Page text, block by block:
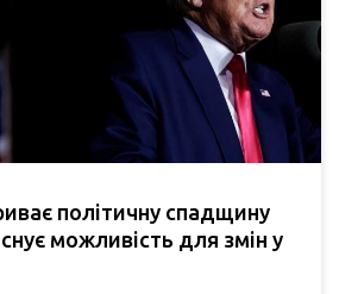
політичну спадщину
можливість для змін у